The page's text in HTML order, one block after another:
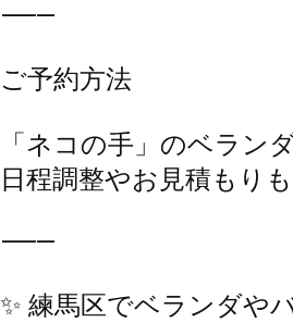
⸻
ご予約方法
「ネコの手」のベラン
日程調整やお見積もり
⸻
✨ 練馬区でベランダや